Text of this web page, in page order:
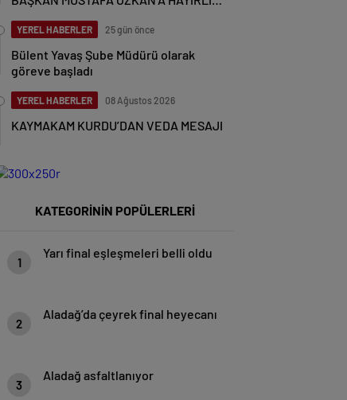
YEREL HABERLER 25 gün önce
Bülent Yavaş Şube Müdürü olarak
göreve başladı
YEREL HABERLER 08 Ağustos 2026
KAYMAKAM KURDU’DAN VEDA MESAJI
KATEGORİNİN POPÜLERLERİ
1
Yarı final eşleşmeleri belli oldu
2
Aladağ’da çeyrek final heyecanı
3
Aladağ asfaltlanıyor